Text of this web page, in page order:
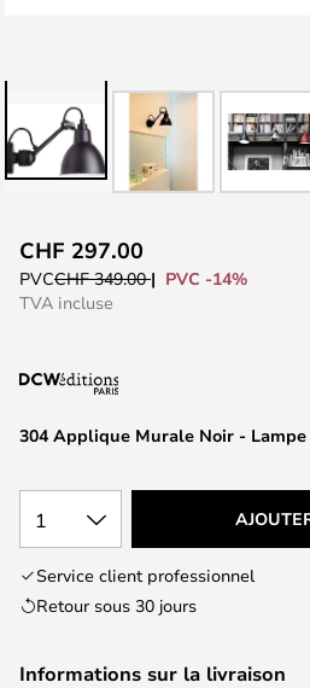
to
the
the
gallery
304 Applique Murale Noir - Lampe
CHF 297.00
PVCCHF 349.00
PVC -14%
TVA incluse
1
Service client professionnel
Retour sous 30 jours
Informations sur la livraison